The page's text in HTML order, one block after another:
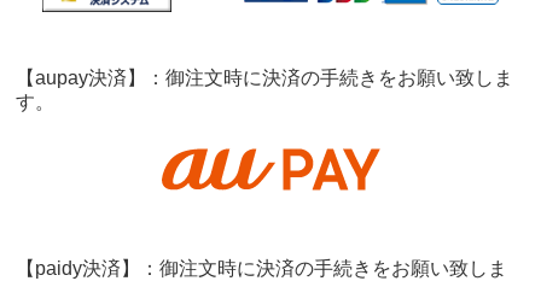
【aupay決済】：御注文時に決済の手続きをお願い致しま
す。
【paidy決済】：御注文時に決済の手続きをお願い致しま